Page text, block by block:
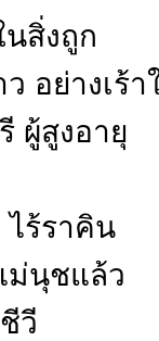
นสิ่งถูก
อย่างเ
ผู้สูงอายุ
ไร้ราคิ
ม่นุชแล้
ไร้ชีวี จ